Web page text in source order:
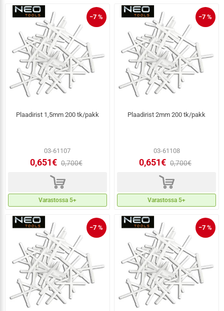
−7 %
Plaadirist 1,5mm 200 tk/pakk
03-61107
0,651€ 0,700€
d
Varastossa 5+
−7 %
Plaadirist 2mm 200 tk/pakk
03-61108
0,651€ 0,700€
d
Varastossa 5+
−7 % −7 %